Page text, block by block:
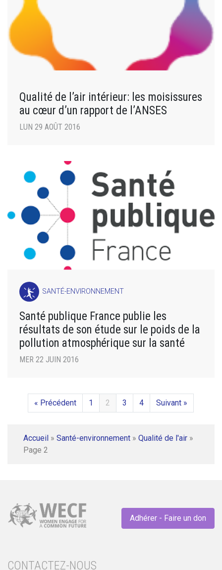
Qualité de l’air intérieur: les moisissures
au cœur d’un rapport de l’ANSES
LUN 29 AOÛT 2016
SANTÉ-ENVIRONNEMENT
Santé publique France publie les
résultats de son étude sur le poids de la
pollution atmosphérique sur la santé
MER 22 JUIN 2016
« Précédent 1 2 3 4 Suivant »
Accueil » Santé-environnement » Qualité de l'air »
Page 2
Adhérer - Faire un don
CONTACTEZ-NOUS